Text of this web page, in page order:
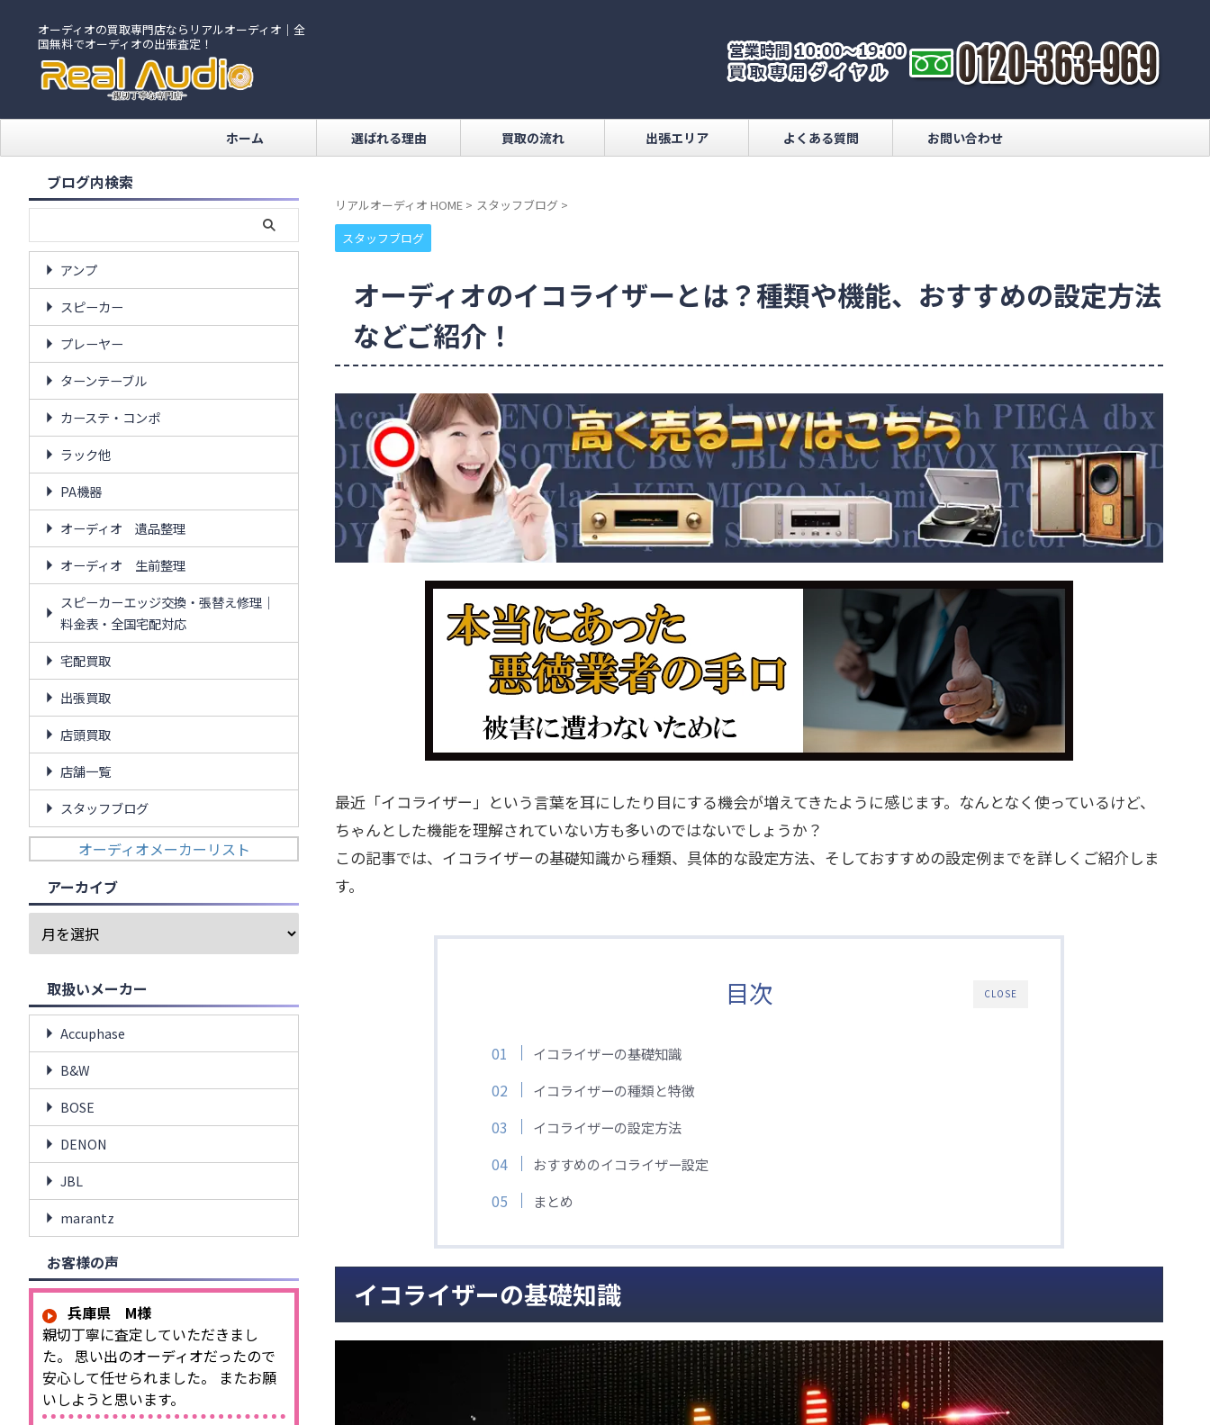
オーディオの買取専門店ならリアルオーディオ｜全
国無料でオーディオの出張査定！
ホーム 選ばれる理由 買取の流れ 出張エリア よくある質問 お問い合わせ
リアルオーディオ HOME > スタッフブログ >
スタッフブログ
オーディオのイコライザーとは？種類や機能、おすすめの設定方法
などご紹介！
最近「イコライザー」という言葉を耳にしたり目にする機会が増えてきたように感じます。なんとなく使っているけど、
ちゃんとした機能を理解されていない方も多いのではないでしょうか？
この記事では、イコライザーの基礎知識から種類、具体的な設定方法、そしておすすめの設定例までを詳しくご紹介しま
す。
CLOSE
目次
イコライザーの基礎知識
イコライザーの種類と特徴
イコライザーの設定方法
おすすめのイコライザー設定
まとめ
イコライザーの基礎知識
ブログ内検索
アンプ
スピーカー
プレーヤー
ターンテーブル
カーステ・コンポ
ラック他
PA機器
オーディオ 遺品整理
オーディオ 生前整理
スピーカーエッジ交換・張替え修理｜
料金表・全国宅配対応
宅配買取
出張買取
店頭買取
店舗一覧
スタッフブログ
オーディオメーカーリスト
アーカイブ
取扱いメーカー
Accuphase
B&W
BOSE
DENON
JBL
marantz
お客様の声
兵庫県 M様
親切丁寧に査定していただきまし
た。 思い出のオーディオだったので
安心して任せられました。 またお願
いしようと思います。